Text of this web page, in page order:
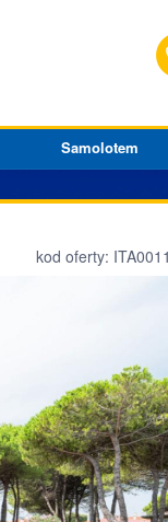
Samolotem
kod oferty: